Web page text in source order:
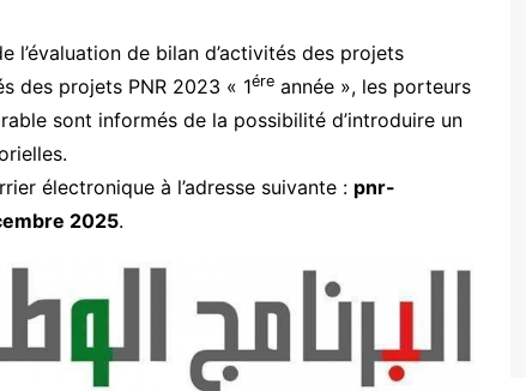
de bilan d’activités des projets
des projets PNR 2023 « 1ére année », les porteurs
sont informés de la possibilité d’introduire un
électronique à l’adresse suivante : pnr-
2025.